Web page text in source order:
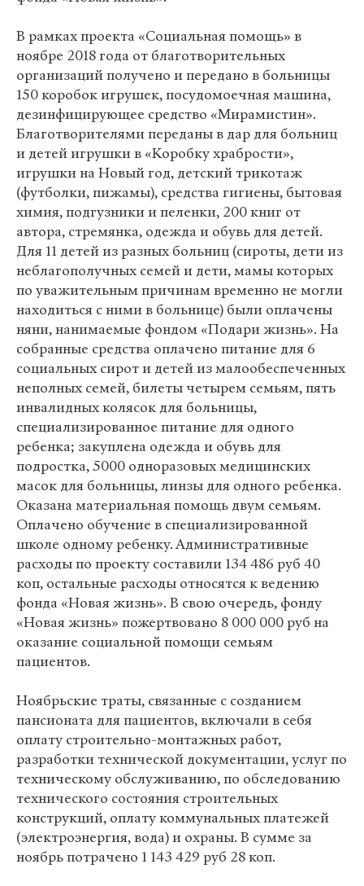
В рамках проекта «Социальная помощь» в
ноябре 2018 года от благотворительных
организаций получено и передано в больницы
150 коробок игрушек, посудомоечная машина,
дезинфицирующее средство «Мирамистин».
Благотворителями переданы в дар для больниц
и детей игрушки в «Коробку храбрости»,
игрушки на Новый год, детский трикотаж
(футболки, пижамы), средства гигиены, бытовая
химия, подгузники и пеленки, 200 книг от
автора, стремянка, одежда и обувь для детей.
Для 11 детей из разных больниц (сироты, дети из
неблагополучных семей и дети, мамы которых
по уважительным причинам временно не могли
находиться с ними в больнице) были оплачены
няни, нанимаемые фондом «Подари жизнь». На
собранные средства оплачено питание для 6
социальных сирот и детей из малообеспеченных
неполных семей, билеты четырем семьям, пять
инвалидных колясок для больницы,
специализированное питание для одного
ребенка; закуплена одежда и обувь для
подростка, 5000 одноразовых медицинских
масок для больницы, линзы для одного ребенка.
Оказана материальная помощь двум семьям.
Оплачено обучение в специализированной
школе одному ребенку. Административные
расходы по проекту составили 134 486 руб 40
коп, остальные расходы относятся к ведению
фонда «Новая жизнь». В свою очередь, фонду
«Новая жизнь» пожертвовано 8 000 000 руб на
оказание социальной помощи семьям
пациентов.
Ноябрьские траты, связанные с созданием
пансионата для пациентов, включали в себя
оплату строительно-монтажных работ,
разработки технической документации, услуг по
техническому обслуживанию, по обследованию
технического состояния строительных
конструкций, оплату коммунальных платежей
(электроэнергия, вода) и охраны. В сумме за
ноябрь потрачено 1 143 429 руб 28 коп.